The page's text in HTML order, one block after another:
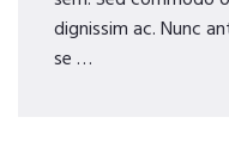
dignissim ac. Nunc
se …